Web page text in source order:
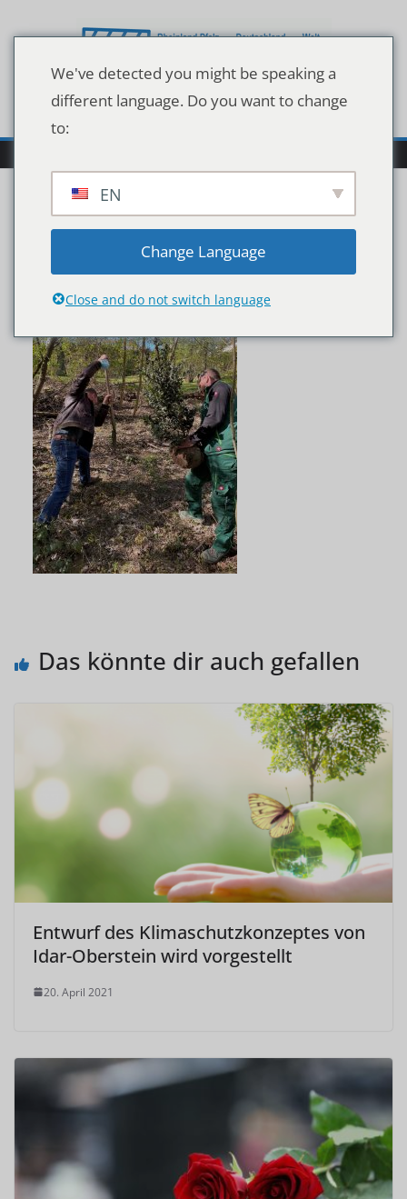
Inhalt
210426_Stechplame1
Das könnte dir auch gefallen
Entwurf des Klimaschutzkonzeptes von
Idar-Oberstein wird vorgestellt
20. April 2021
We've detected you might be speaking a
different language. Do you want to change
to:
EN
Change Language
Close and do not switch language